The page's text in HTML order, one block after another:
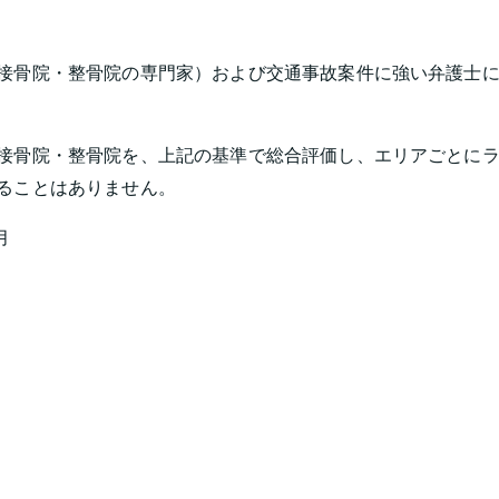
骨院・整骨院の専門家）および交通事故案件に強い弁護士
骨院・整骨院を、上記の基準で総合評価し、エリアごとに
とはありません。